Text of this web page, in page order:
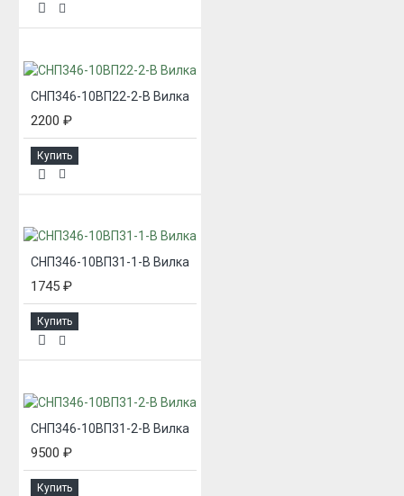
СНП346-10ВП22-2-В Вилка
2200 ₽
Купить
СНП346-10ВП31-1-В Вилка
1745 ₽
Купить
СНП346-10ВП31-2-В Вилка
9500 ₽
Купить